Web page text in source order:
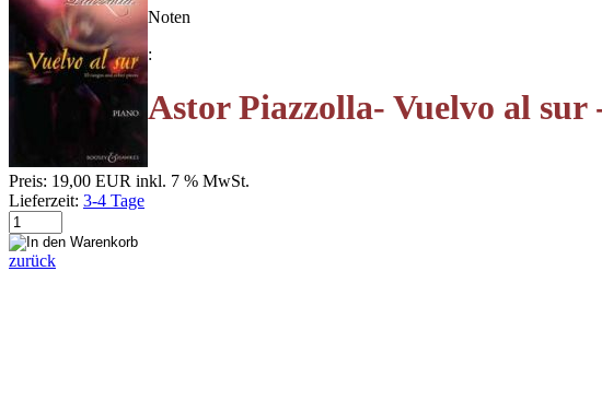
Noten
:
Astor Piazzolla- Vuelvo al sur
Preis: 19,00 EUR inkl. 7 % MwSt.
Lieferzeit: 3-4 Tage
zurück